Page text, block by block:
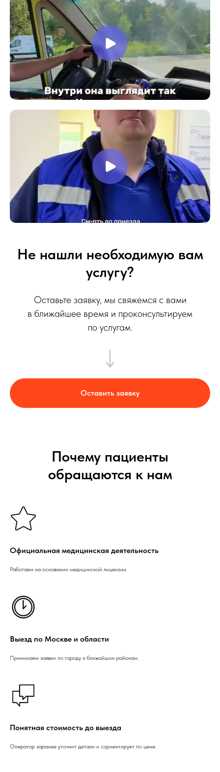
Не нашли необходимую вам
услугу?
Оставьте заявку, мы свяжемся с вами
в ближайшее время и проконсультируем
по услугам.
Оставить заявку
Почему пациенты
обращаются к нам
Официальная медицинская деятельность
Работаем на основании медицинской лицензии.
Выезд по Москве и области
Принимаем заявки по городу и ближайшим районам.
Понятная стоимость до выезда
Оператор заранее уточнит детали и сориентирует по цене.